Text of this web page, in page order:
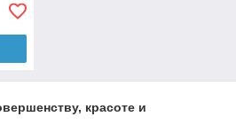
красоте и